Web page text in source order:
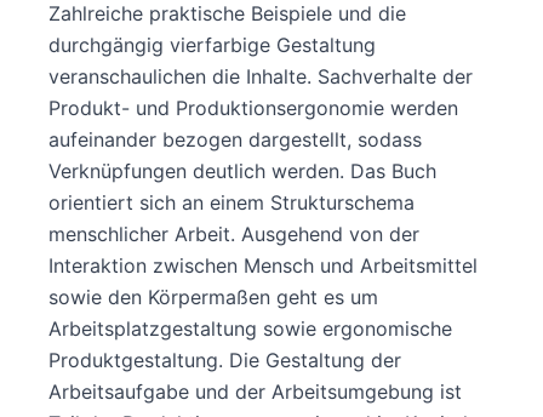
Zahlreiche praktische Beispiele und die
durchgängig vierfarbige Gestaltung
veranschaulichen die Inhalte. Sachverhalte der
Produkt- und Produktionsergonomie werden
aufeinander bezogen dargestellt, sodass
Verknüpfungen deutlich werden. Das Buch
orientiert sich an einem Strukturschema
menschlicher Arbeit. Ausgehend von der
Interaktion zwischen Mensch und Arbeitsmittel
sowie den Körpermaßen geht es um
Arbeitsplatzgestaltung sowie ergonomische
Produktgestaltung. Die Gestaltung der
Arbeitsaufgabe und der Arbeitsumgebung ist